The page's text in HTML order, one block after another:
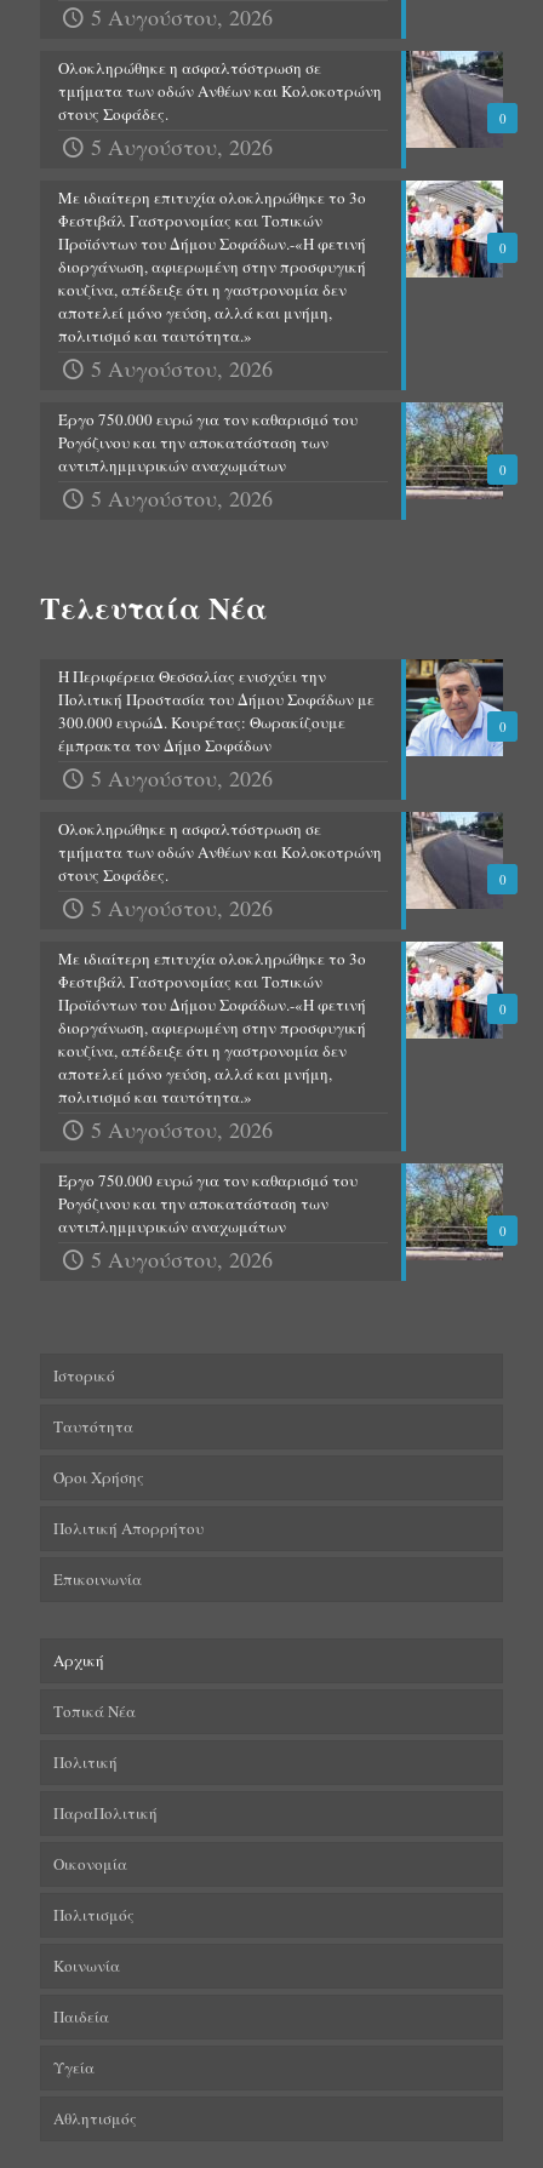
5 Αυγούστου, 2026
0
Ολοκληρώθηκε η ασφαλτόστρωση σε
τμήματα των οδών Ανθέων και Κολοκοτρώνη
στους Σοφάδες.
5 Αυγούστου, 2026
0
Με ιδιαίτερη επιτυχία ολοκληρώθηκε το 3ο
Φεστιβάλ Γαστρονομίας και Τοπικών
Προϊόντων του Δήμου Σοφάδων.-«Η φετινή
διοργάνωση, αφιερωμένη στην προσφυγική
κουζίνα, απέδειξε ότι η γαστρονομία δεν
αποτελεί μόνο γεύση, αλλά και μνήμη,
πολιτισμό και ταυτότητα.»
5 Αυγούστου, 2026
0
Έργο 750.000 ευρώ για τον καθαρισμό του
Ρογόζινου και την αποκατάσταση των
αντιπλημμυρικών αναχωμάτων
5 Αυγούστου, 2026
Τελευταία Νέα
0
Η Περιφέρεια Θεσσαλίας ενισχύει την
Πολιτική Προστασία του Δήμου Σοφάδων με
300.000 ευρώΔ. Κουρέτας: Θωρακίζουμε
έμπρακτα τον Δήμο Σοφάδων
5 Αυγούστου, 2026
0
Ολοκληρώθηκε η ασφαλτόστρωση σε
τμήματα των οδών Ανθέων και Κολοκοτρώνη
στους Σοφάδες.
5 Αυγούστου, 2026
0
Με ιδιαίτερη επιτυχία ολοκληρώθηκε το 3ο
Φεστιβάλ Γαστρονομίας και Τοπικών
Προϊόντων του Δήμου Σοφάδων.-«Η φετινή
διοργάνωση, αφιερωμένη στην προσφυγική
κουζίνα, απέδειξε ότι η γαστρονομία δεν
αποτελεί μόνο γεύση, αλλά και μνήμη,
πολιτισμό και ταυτότητα.»
5 Αυγούστου, 2026
0
Έργο 750.000 ευρώ για τον καθαρισμό του
Ρογόζινου και την αποκατάσταση των
αντιπλημμυρικών αναχωμάτων
5 Αυγούστου, 2026
Ιστορικό
Ταυτότητα
Όροι Χρήσης
Πολιτική Απορρήτου
Επικοινωνία
Αρχική
Τοπικά Νέα
Πολιτική
ΠαραΠολιτική
Οικονομία
Πολιτισμός
Κοινωνία
Παιδεία
Υγεία
Αθλητισμός